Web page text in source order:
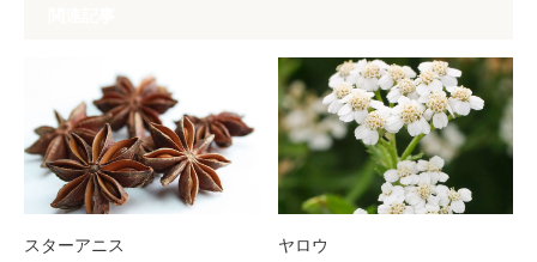
スターアニス ヤロウ